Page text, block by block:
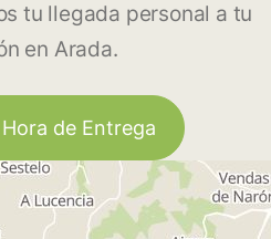
tu llegada personal a tu
en Arada.
de Entrega